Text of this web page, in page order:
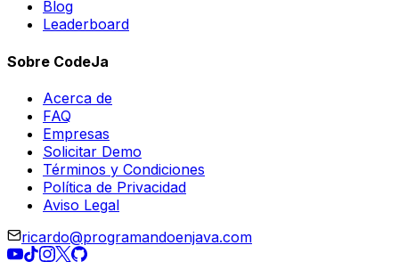
Blog
Leaderboard
Sobre CodeJa
Acerca de
FAQ
Empresas
Solicitar Demo
Términos y Condiciones
Política de Privacidad
Aviso Legal
ricardo@programandoenjava.com